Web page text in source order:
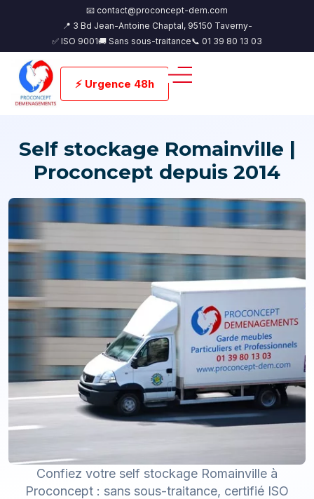
📧 contact@proconcept-dem.com
📍 3 Bd Jean-Antoine Chaptal, 95150 Taverny-
✅ ISO 9001🚚 Sans sous-traitance📞 01 39 80 13 03
⚡ Urgence 48h
Self stockage Romainville |
Proconcept depuis 2014
Confiez votre self stockage Romainville à
Proconcept : sans sous-traitance, certifié ISO